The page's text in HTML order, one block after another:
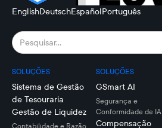
EnglishDeutschEspañolPortuguês
SOLUÇÕES
Sistema de Gestão
de Tesouraria
Gestão de Liquidez
Contabilidade e Razão
SOLUÇÕES
GSmart AI
Segurança e
Conformidade de IA
Compensação